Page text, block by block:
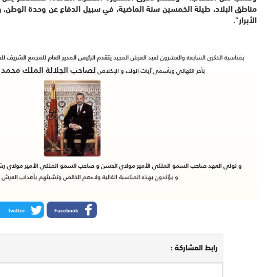
مناطق البلاد، طيلة الخمسين سنة الماضية، في سبيل الدفاع عن وحدة الوطن،
الأبرار”.
Facebook
Twitter
رابط المشاركة :